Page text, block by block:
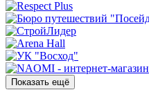
Показать ещё